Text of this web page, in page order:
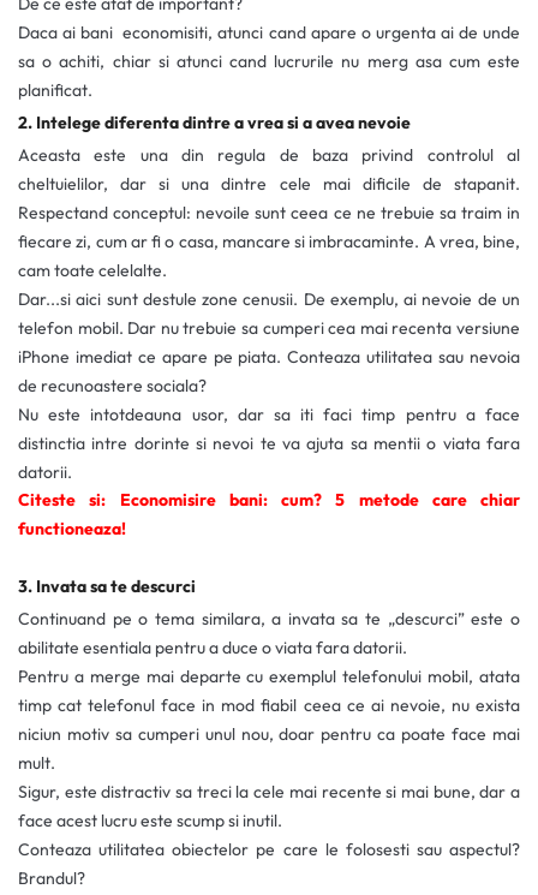
De ce este atat de important?
Daca ai bani economisiti, atunci cand apare o urgenta ai de unde
sa o achiti, chiar si atunci cand lucrurile nu merg asa cum este
planificat.
2. Intelege diferenta dintre a vrea si a avea nevoie
Aceasta este una din regula de baza privind controlul al
cheltuielilor, dar si una dintre cele mai dificile de stapanit.
Respectand conceptul: nevoile sunt ceea ce ne trebuie sa traim in
fiecare zi, cum ar fi o casa, mancare si imbracaminte. A vrea, bine,
cam toate celelalte.
Dar...si aici sunt destule zone cenusii. De exemplu, ai nevoie de un
telefon mobil. Dar nu trebuie sa cumperi cea mai recenta versiune
iPhone imediat ce apare pe piata. Conteaza utilitatea sau nevoia
de recunoastere sociala?
Nu este intotdeauna usor, dar sa iti faci timp pentru a face
distinctia intre dorinte si nevoi te va ajuta sa mentii o viata fara
datorii.
Citeste si: Economisire bani: cum? 5 metode care chiar
functioneaza!
3. Invata sa te descurci
Continuand pe o tema similara, a invata sa te „descurci” este o
abilitate esentiala pentru a duce o viata fara datorii.
Pentru a merge mai departe cu exemplul telefonului mobil, atata
timp cat telefonul face in mod fiabil ceea ce ai nevoie, nu exista
niciun motiv sa cumperi unul nou, doar pentru ca poate face mai
mult.
Sigur, este distractiv sa treci la cele mai recente si mai bune, dar a
face acest lucru este scump si inutil.
Conteaza utilitatea obiectelor pe care le folosesti sau aspectul?
Brandul?